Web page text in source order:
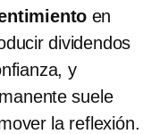
en
dividendos
y
suele
la reflexión.